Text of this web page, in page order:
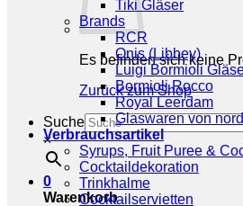
Es befinden sich keine
Zurück zum Shop
Suche
×
0
Warenkorb
Tiki Gläser
Brands
RCR
Onis (Libbey)
Luigi Bormioli
Bormioli Rocco
Royal Leerdam
Glaswaren von
Verbrauchsartikel
Syrups, Fruit Puree &
Cocktaildekoration
Trinkhalme
Cocktailservietten